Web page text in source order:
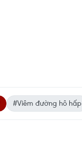
#Viêm đường hô hấp